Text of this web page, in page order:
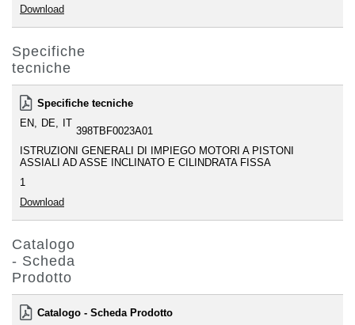
Download
Specifiche
tecniche
Specifiche tecniche
EN
DE IT
398TBF0023A01
ISTRUZIONI GENERALI DI IMPIEGO MOTORI A PISTONI
ASSIALI AD ASSE INCLINATO E CILINDRATA FISSA
1
Download
Catalogo
- Scheda
Prodotto
Catalogo - Scheda Prodotto